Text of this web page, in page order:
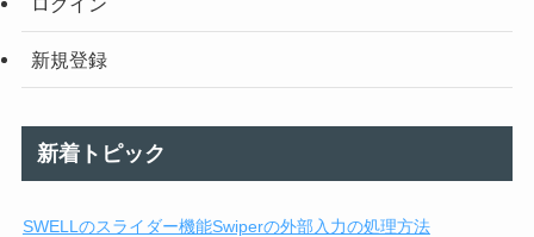
新規登録
新着トピック
SWELLのスライダー機能Swiperの外部入力の処理方法